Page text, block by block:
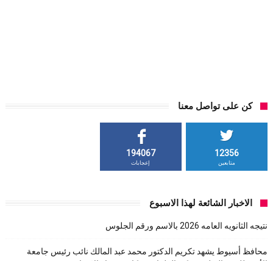
كن على تواصل معنا
12356
متابعين
194067
إعجابات
الاخبار الشائعة لهذا الاسبوع
نتيجه الثانويه العامه 2026 بالاسم ورقم الجلوس
محافظ أسيوط يشهد تكريم الدكتور محمد عبد المالك نائب رئيس جامعة